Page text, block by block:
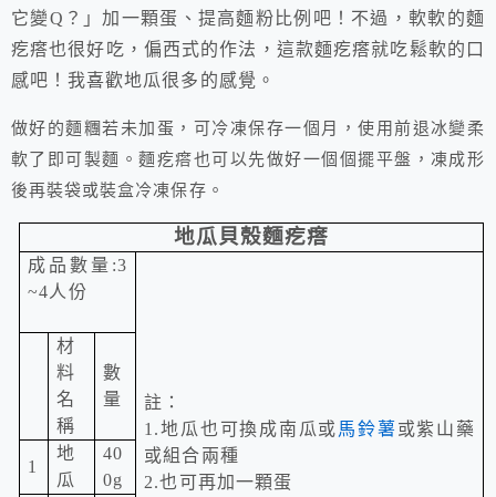
它變Q ？」加一顆蛋、提高麵粉比例吧！不過，軟軟的麵
疙瘩也很好吃，偏西式的作法，這款麵疙瘩就吃鬆軟的口
感吧！我喜歡地瓜很多的感覺。
做好的麵糰若未加蛋，可冷凍保存一個月，使用前退冰變柔
軟了即可製麵。麵疙瘩也可以先做好一個個擺平盤，凍成形
後再裝袋或裝盒冷凍保存。
地瓜貝殼麵疙瘩
成品數量 :3
~4人份
註：
1.地瓜也可換成南瓜或 馬鈴薯或紫山藥
或組合兩種
2.也可再加一顆蛋
材
料
名
稱
數
量
1
地
瓜
40
0g